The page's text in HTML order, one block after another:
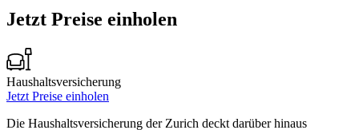
Jetzt Preise einholen
Haushaltsversicherung
Jetzt Preise einholen
Die Haushaltsversicherung der Zurich deckt darüber hinaus